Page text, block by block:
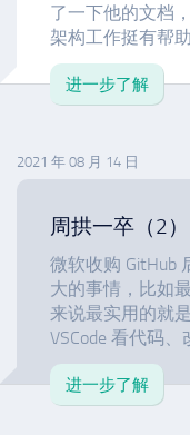
了一下他的文档
架构工作挺有帮
进一步了解
2021 年 08 月 14 日
周拱一卒（2）
微软收购 GitHub
大的事情，比如
来说最实用的就
VSCode 看代码
进一步了解